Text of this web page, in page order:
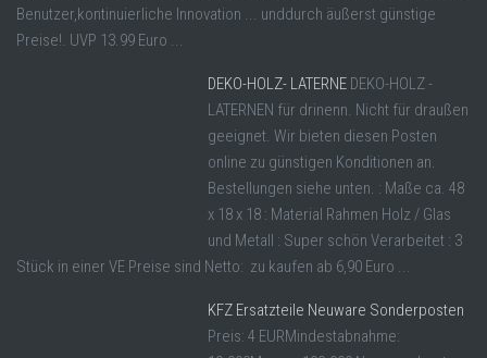
Benutzer,kontinuierliche Innovation ... unddurch äußerst günstige
Preise!. UVP 13.99 Euro ...
DEKO-HOLZ- LATERNE DEKO-HOLZ -
LATERNEN für drinenn. Nicht für draußen
geeignet. Wir bieten diesen Posten
online zu günstigen Konditionen an.
Bestellungen siehe unten. : Maße ca. 48
x 18 x 18 : Material Rahmen Holz / Glas
und Metall : Super schön Verarbeitet : 3
Stück in einer VE Preise sind Netto: zu kaufen ab 6,90 Euro ...
KFZ Ersatzteile Neuware Sonderposten
Preis: 4 EURMindestabnahme: